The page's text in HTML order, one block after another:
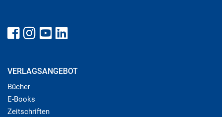
VERLAGSANGEBOT
Bücher
E-Books
Zeitschriften